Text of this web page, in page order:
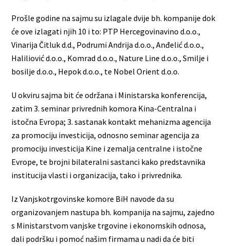
Prošle godine na sajmu su izlagale dvije bh. kompanije dok
će ove izlagati njih 10 i to: PTP Hercegovinavino d.o.o.,
Vinarija Čitluk d.d., Podrumi Andrija d.o.o., Anđelić d.o.o.,
Haliliović d.o.o., Komrad d.o.o., Nature Line d.o.o., Smilje i
bosilje d.o.o., Hepok d.o.o., te Nobel Orient d.o.o.
U okviru sajma bit će održana i Ministarska konferencija,
zatim 3. seminar privrednih komora Kina-Centralna i
istočna Evropa; 3. sastanak kontakt mehanizma agencija
za promociju investicija, odnosno seminar agencija za
promociju investicija Kine i zemalja centralne i istočne
Evrope, te brojni bilateralni sastanci kako predstavnika
institucija vlasti i organizacija, tako i privrednika.
Iz Vanjskotrgovinske komore BiH navode da su
organizovanjem nastupa bh. kompanija na sajmu, zajedno
s Ministarstvom vanjske trgovine i ekonomskih odnosa,
dali podršku i pomoć našim firmama u nadi da će biti